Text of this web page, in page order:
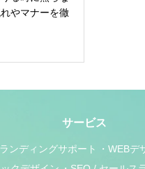
やマナーを徹
サービス
ンディングサポート
WEBデ